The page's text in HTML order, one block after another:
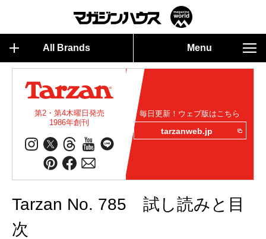
All Brands Menu
第2・第4木曜日発売
1986年創刊
毎日更新！ウェブ版はこちら
tarzanweb.jp
Tarzan No. 785 試し読みと目
次